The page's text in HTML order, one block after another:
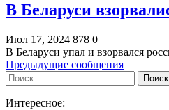
В Беларуси
Июл 17, 2024 878 0
В Беларуси упал и взорвался
Предыдущие сообщения
Интересное: